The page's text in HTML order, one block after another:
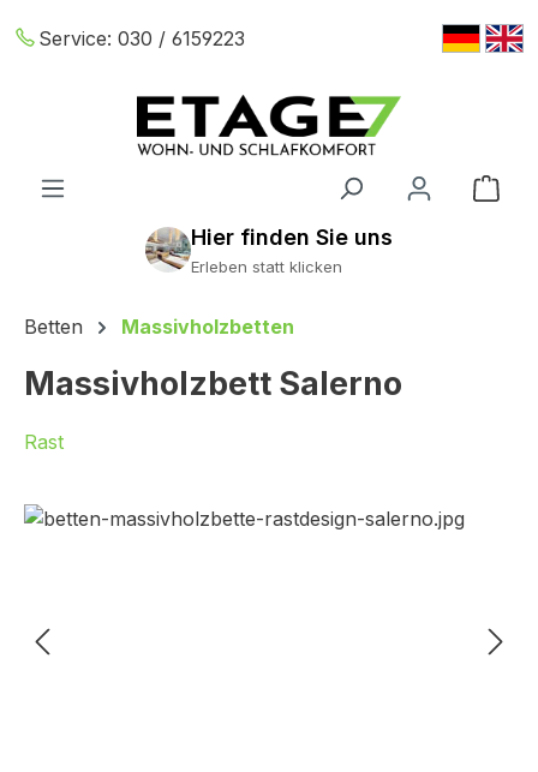
Zum Hauptinhalt springen
Service: 030 / 6159223
Erleben statt klicken
Betten Massivholzbetten
Massivholzbett Salerno
Rast
Bildergalerie überspringen